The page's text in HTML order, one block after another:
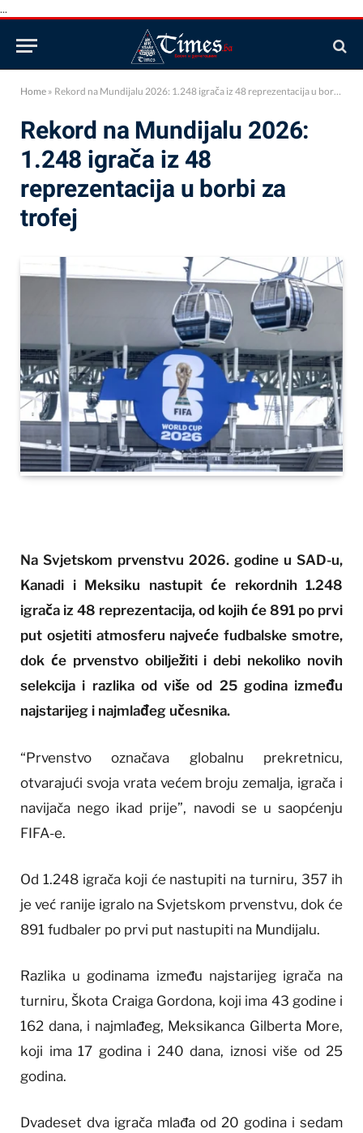
...
Home » Rekord na Mundijalu 2026: 1.248 igrača iz 48 reprezentacija u borbi za trofej
Rekord na Mundijalu 2026:
1.248 igrača iz 48
reprezentacija u borbi za
trofej
Na Svjetskom prvenstvu 2026. godine u SAD-u,
Kanadi i Meksiku nastupit će rekordnih 1.248
igrača iz 48 reprezentacija, od kojih će 891 po prvi
put osjetiti atmosferu najveće fudbalske smotre,
dok će prvenstvo obilježiti i debi nekoliko novih
selekcija i razlika od više od 25 godina između
najstarijeg i najmlađeg učesnika.
“Prvenstvo označava globalnu prekretnicu,
otvarajući svoja vrata većem broju zemalja, igrača i
navijača nego ikad prije”, navodi se u saopćenju
FIFA-e.
Od 1.248 igrača koji će nastupiti na turniru, 357 ih
je već ranije igralo na Svjetskom prvenstvu, dok će
891 fudbaler po prvi put nastupiti na Mundijalu.
Razlika u godinama između najstarijeg igrača na
turniru, Škota Craiga Gordona, koji ima 43 godine i
162 dana, i najmlađeg, Meksikanca Gilberta More,
koji ima 17 godina i 240 dana, iznosi više od 25
godina.
Dvadeset dva igrača mlađa od 20 godina i sedam